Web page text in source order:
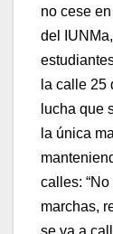
no cese
del
la calle 25
lucha que
la única
calles:
marchas,
se va a